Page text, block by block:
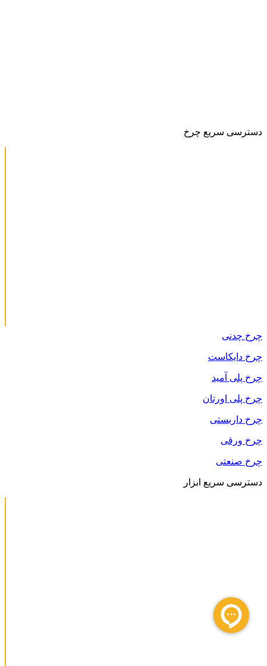
دسترسی سریع چرخ
چرخ چدنی
چرخ دایکاست
چرخ پلی آمید
چرخ پلی اورتان
چرخ داربستی
چرخ ورقی
چرخ صنعتی
دسترسی سریع ابزار